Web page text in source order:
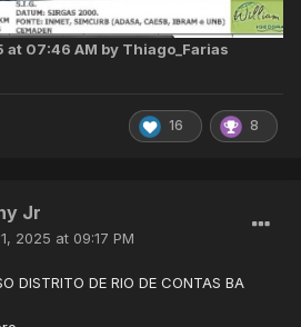
at 07:46 AM by Thiago_Farias
16 8
Jr
2025 at 09:17 PM
DISTRITO DE RIO DE CONTAS BA